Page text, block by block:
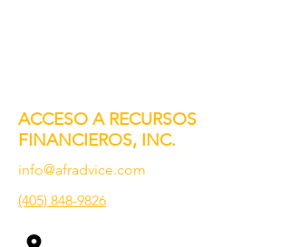
ACCESO A RECURSOS
FINANCIEROS, INC.
info@afradvice.com
(405) 848-9826